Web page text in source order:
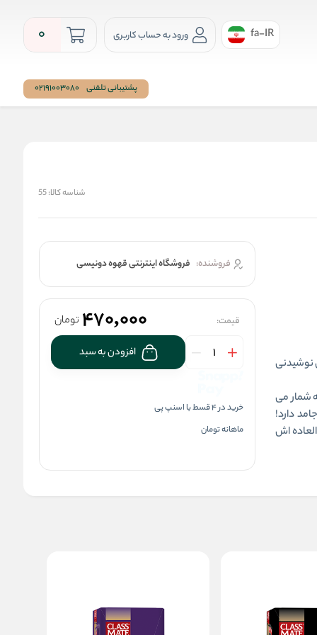
fa-IR ورود به حساب کاربری 0
پشتیبانی تلفنی 02191003080
شناسه کالا:55
نوشیدنی
شمار می
دارد!
اش
فروشنده: فروشگاه اینترنتی قهوه دونیسی
قیمت: 470,000 تومان
افزودن به سبد
خرید در 4 قسط با اسنپ پی
ماهانهتومان